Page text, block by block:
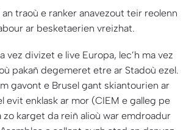
traoù e ranker anavezout teir reolenn
ar besketaerien vreizhat.
vez divizet e live Europa, lec’h ma vez
pakañ degemeret etre ar Stadoù ezel.
gavont e Brusel gant skiantourien ar
evit enklask ar mor (CIEM e galleg pe
zo karget da reiñ alioù war emdroadur